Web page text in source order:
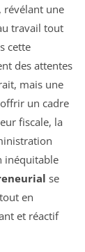
, révélant une
travail tout
cette
des attentes
mais une
un cadre
fiscale, la
inéquitable
se
en
et réactif